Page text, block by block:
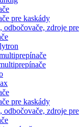
pre kaskády
odbočovače, zdroje pre
pre kaskády
odbočovače, zdroje pre